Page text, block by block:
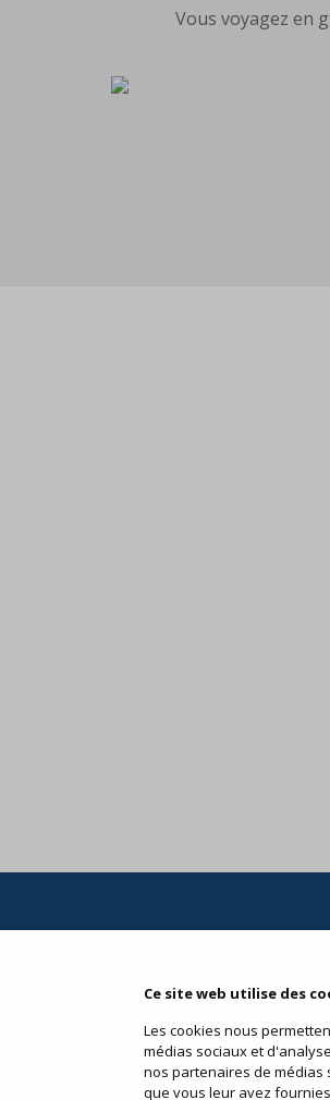
Ce site web utilise des
Les cookies nous
médias sociaux et
nos partenaires de médias
que vous leur avez
Vous voyagez en